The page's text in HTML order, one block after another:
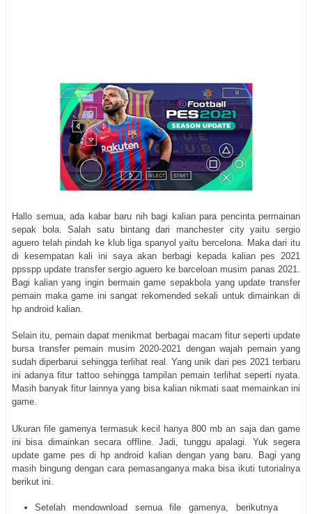
Hallo semua, ada kabar baru nih bagi kalian para pencinta permainan
sepak bola. Salah satu bintang dari manchester city yaitu sergio
aguero telah pindah ke klub liga spanyol yaitu bercelona. Maka dari itu
di kesempatan kali ini saya akan berbagi kepada kalian pes 2021
ppsspp update transfer sergio aguero ke barceloan musim panas 2021.
Bagi kalian yang ingin bermain game sepakbola yang update transfer
pemain maka game ini sangat rekomended sekali untuk dimainkan di
hp android kalian.
Selain itu, pemain dapat menikmat berbagai macam fitur seperti update
bursa transfer pemain musim 2020-2021 dengan wajah pemain yang
sudah diperbarui sehingga terlihat real. Yang unik dari pes 2021 terbaru
ini adanya fitur tattoo sehingga tampilan pemain terlihat seperti nyata.
Masih banyak fitur lainnya yang bisa kalian nikmati saat memainkan ini
game.
Ukuran file gamenya termasuk kecil hanya 800 mb an saja dan game
ini bisa dimainkan secara offline. Jadi, tunggu apalagi. Yuk segera
update game pes di hp android kalian dengan yang baru. Bagi yang
masih bingung dengan cara pemasanganya maka bisa ikuti tutorialnya
berikut ini.
Setelah mendownload semua file gamenya, berikutnya